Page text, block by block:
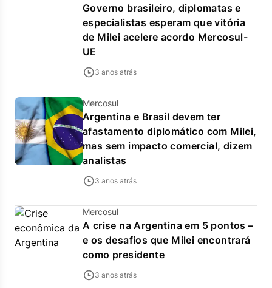
Governo brasileiro, diplomatas e
especialistas esperam que vitória
de Milei acelere acordo Mercosul-
UE
3 anos atrás
Mercosul
Argentina e Brasil devem ter
afastamento diplomático com Milei,
mas sem impacto comercial, dizem
analistas
3 anos atrás
Mercosul
A crise na Argentina em 5 pontos –
e os desafios que Milei encontrará
como presidente
3 anos atrás